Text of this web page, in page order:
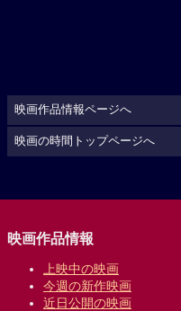
映画作品情報ページへ
映画の時間トップページへ
映画作品情報
上映中の映画
今週の新作映画
近日公開の映画